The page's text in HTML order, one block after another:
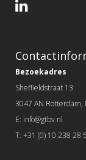
Bezoekadres
Sheffieldstraat 13
3047 AN Rotterdam,
E: info@gtbv.nl
T: +31 (0) 10 238 28